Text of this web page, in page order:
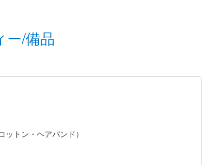
ー/備品
トン・ヘアバンド）